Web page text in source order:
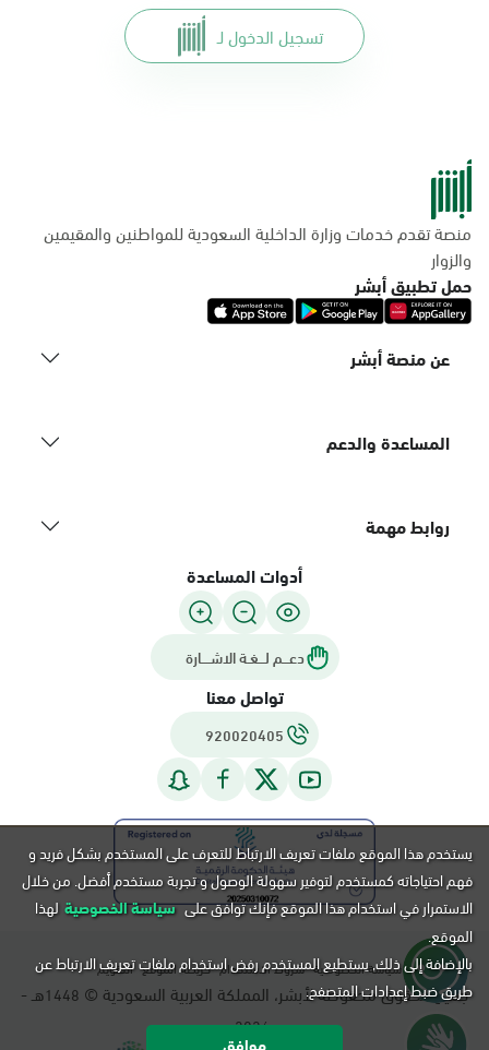
تسجيل الدخول لـ
منصة تقدم خدمات وزارة الداخلية السعودية للمواطنين والمقيمين
والزوار
حمل تطبيق أبشر
عن منصة أبشر
المساعدة والدعم
روابط مهمة
أدوات المساعدة
دعـــم لـــغـة الاشــــارة
تواصل معنا
920020405
سياسة الخصوصية شروط الاستخدام خريطة الموقع التقويم
جميع الحقوق محفوظة لأبشر، المملكة العربية السعودية © 1448هـ -
2026م.
يستخدم هذا الموقع ملفات تعريف الارتباط للتعرف على المستخدم بشكل فريد و
فهم احتياجاته كمستخدم لتوفير سهولة الوصول و تجربة مستخدم أفضل. من خلال
الاستمرار في استخدام هذا الموقع فإنك توافق على سياسة الخصوصية لهذا
الموقع.
بالإضافة إلى ذلك, يستطيع المستخدم رفض استخدام ملفات تعريف الارتباط عن
طريق ضبط إعدادات المتصفح.
موافق